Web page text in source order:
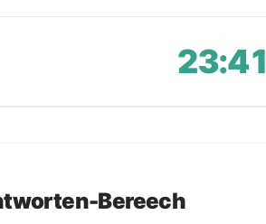
23:41
Bereech